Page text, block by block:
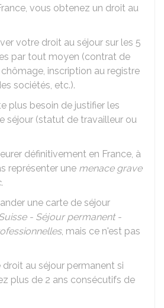
vous obtenez un droit au
votre droit au séjour sur les 5
par tout moyen (contrat de
inscription au registre
sociétés, etc.).
plus besoin de justifier les
séjour (statut de travailleur ou
définitivement en France, à
représenter une menace grave
.
une carte de séjour
- Séjour permanent -
, mais ce n'est pas
au séjour permanent si
plus de 2 ans consécutifs de